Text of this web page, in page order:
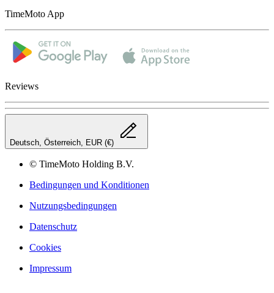
TimeMoto App
Reviews
Deutsch, Österreich, EUR (€)
© TimeMoto Holding B.V.
Bedingungen und Konditionen
Nutzungsbedingungen
Datenschutz
Cookies
Impressum